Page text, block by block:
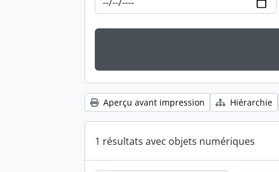
Aperçu avant impression Hiérarchie
1 résultats avec objets numériques